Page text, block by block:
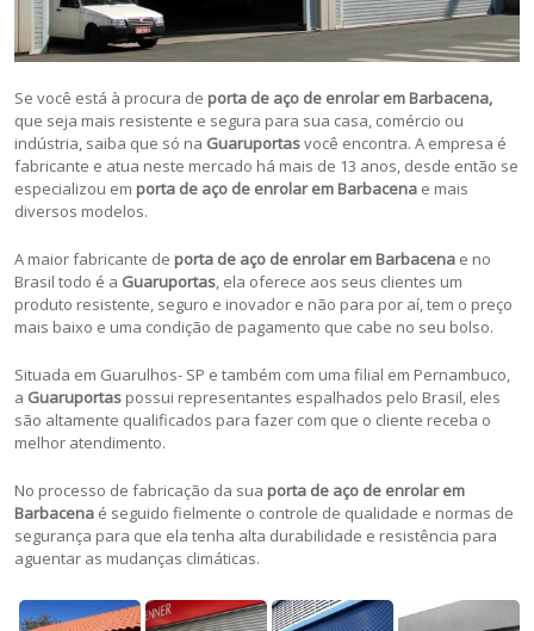
Se você está à procura de porta de aço de enrolar em Barbacena,
que seja mais resistente e segura para sua casa, comércio ou
indústria, saiba que só na Guaruportasvocê encontra. A empresa é
fabricante e atua neste mercado há mais de 13 anos, desde então se
especializou em porta de aço de enrolar em Barbacena e mais
diversos modelos.
A maior fabricante de porta de aço de enrolar em Barbacena e no
Brasil todo é a Guaruportas, ela oferece aos seus clientes um
produto resistente, seguro e inovador e não para por aí, tem o preço
mais baixo e uma condição de pagamento que cabe no seu bolso.
Situada em Guarulhos- SP e também com uma filial em Pernambuco,
a Guaruportas possui representantes espalhados pelo Brasil, eles
são altamente qualificados para fazer com que o cliente receba o
melhor atendimento.
No processo de fabricação da sua porta de aço de enrolar em
Barbacena é seguido fielmente o controle de qualidade e normas de
segurança para que ela tenha alta durabilidade e resistência para
aguentar as mudanças climáticas.